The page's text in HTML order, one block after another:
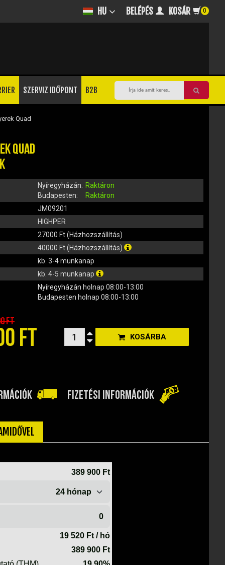
HU BELÉPÉS KOSÁR 0
SZERVIZ IDŐPONT B2B
Quad
QUAD
Nyíregyházán: Raktáron
Budapesten:
Raktáron
JM09201
HIGHPER
27000 Ft (Házhozszállítás)
40000 Ft (Házhozszállítás)
kb. 3-4 munkanap
kb. 4-5 munkanap
Nyíregyházán holnap 08:00-13:00
Budapesten holnap 08:00-13:00
Ft
FT KOSÁRBA
FIZETÉSI INFORMÁCIÓK